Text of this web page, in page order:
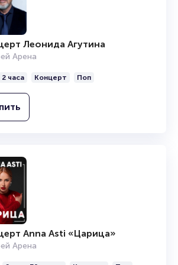
Леонида Агутина
Арена
2 часа Концерт Поп
Anna Asti «Царица»
Арена